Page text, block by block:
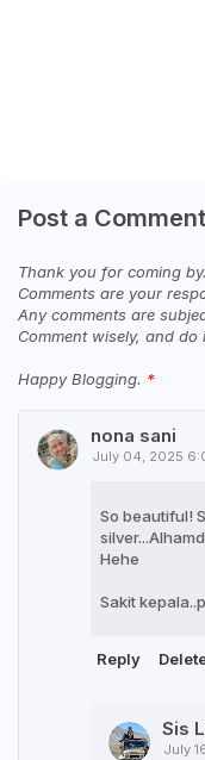
Post a Comment
Thank you for coming by.
Comments are your
Any comments are
Comment wisely, and
Happy Blogging.
nona sani
July 04, 2025
So beautiful!
Hehe
Sakit
Reply
Sis
July